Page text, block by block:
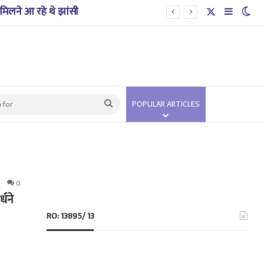
आ रहे थे झांसी Sidebar
Search
for
POPULAR ARTICLES
0
RO: 13895/ 13